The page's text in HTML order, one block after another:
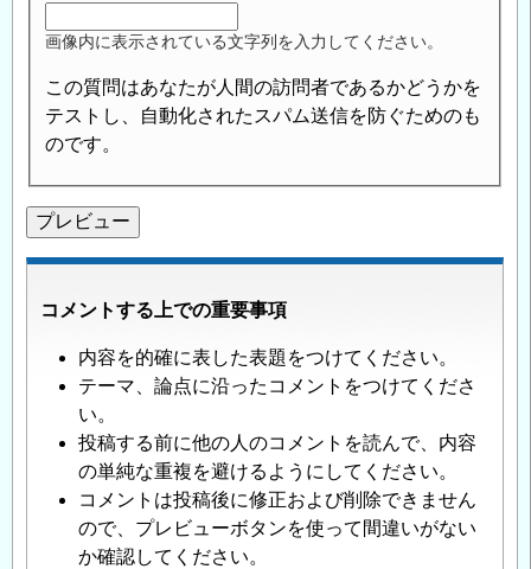
画像内に表示されている文字列を入力してください。
この質問はあなたが人間の訪問者であるかどうかを
テストし、自動化されたスパム送信を防ぐためのも
のです。
コメントする上での重要事項
内容を的確に表した表題をつけてください。
テーマ、論点に沿ったコメントをつけてくださ
い。
投稿する前に他の人のコメントを読んで、内容
の単純な重複を避けるようにしてください。
コメントは投稿後に修正および削除できません
ので、プレビューボタンを使って間違いがない
か確認してください。